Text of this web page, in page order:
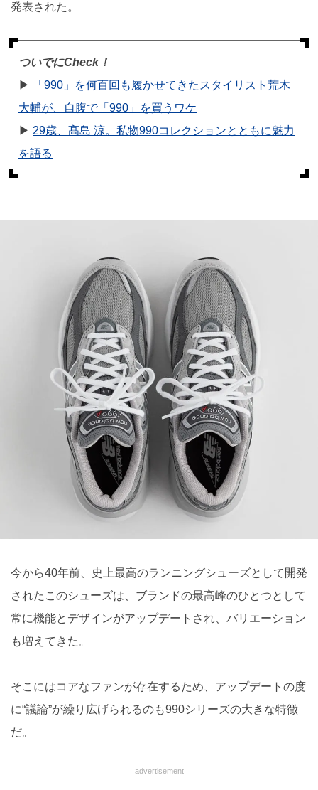
発表された。
ついでにCheck！
▶︎
「990」を何百回も履かせてきたスタイリスト荒木
大輔が、自腹で「990」を買うワケ
▶︎ 29歳、髙島 涼。私物990コレクションとともに魅力
を語る
今から40年前、史上最高のランニングシューズとして開発
されたこのシューズは、ブランドの最高峰のひとつとして
常に機能とデザインがアップデートされ、バリエーション
も増えてきた。
そこにはコアなファンが存在するため、アップデートの度
に“議論”が繰り広げられるのも990シリーズの大きな特徴
だ。
advertisement